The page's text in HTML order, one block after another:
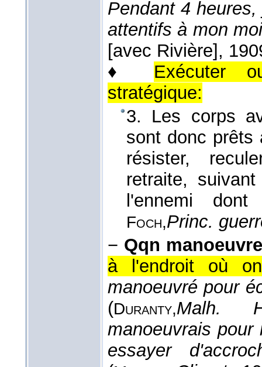
Pendant 4
attentifs à mon
[avec Rivière] ,
♦ Exécuter
stratégique:
3. Les corps
sont donc prêts
résister,
retraite,
l'ennemi
Foch,Princ.
− Qqn
à l'endroit où
manoeuvré pour
(Duranty,Malh.
manoeuvrais
essayer